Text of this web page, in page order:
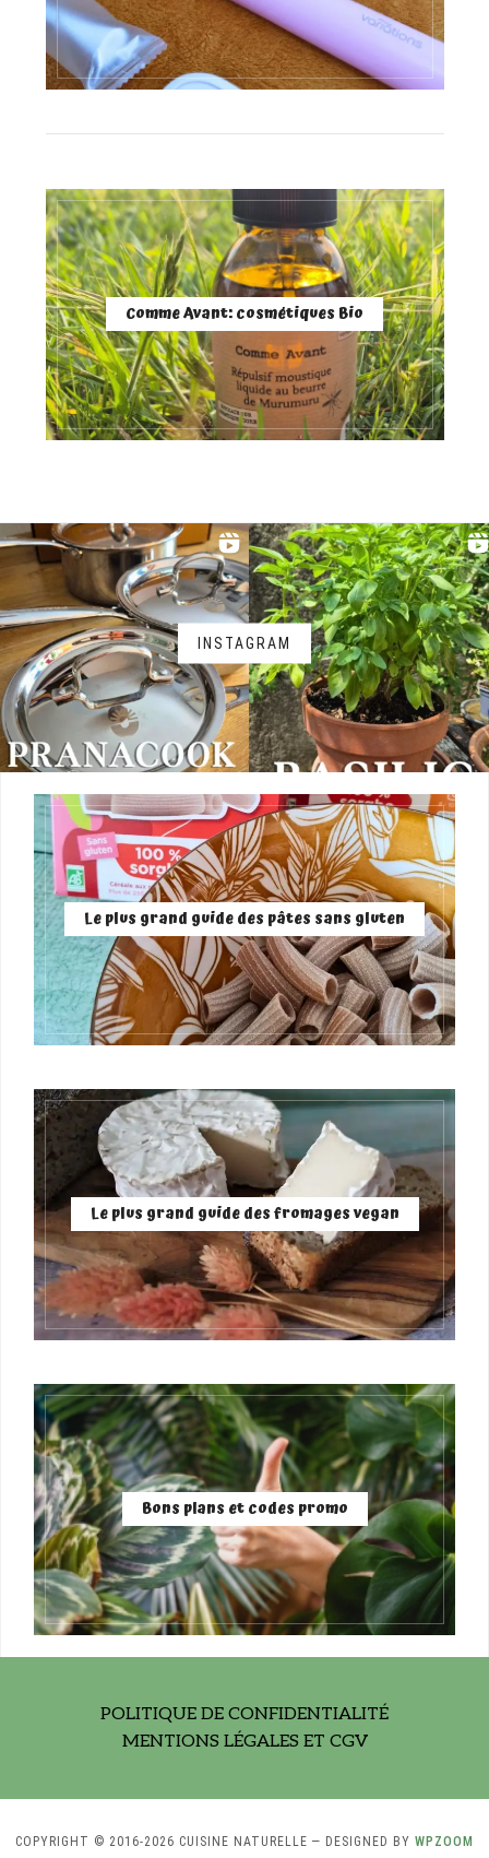
Comme Avant: cosmétiques Bio
INSTAGRAM
Le plus grand guide des pâtes sans gluten
Le plus grand guide des fromages vegan
Bons plans et codes promo
POLITIQUE DE CONFIDENTIALITÉ
MENTIONS LÉGALES ET CGV
COPYRIGHT © 2016-2026 CUISINE NATURELLE — DESIGNED BY WPZOOM